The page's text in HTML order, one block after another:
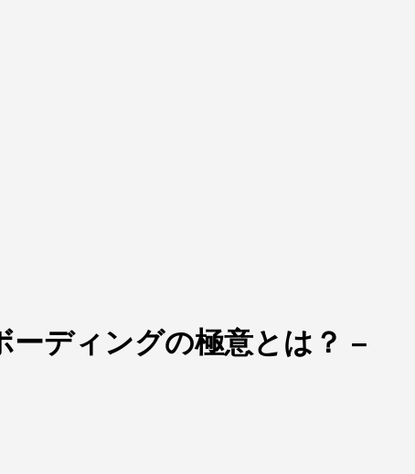
ーディングの極意とは？ –